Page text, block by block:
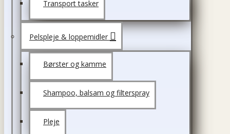
Transport tasker
Pelspleje & loppemidler
Børster og kamme
Shampoo, balsam og filterspray
Pleje